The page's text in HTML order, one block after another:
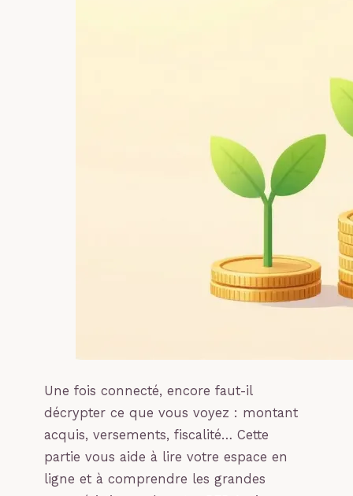
Une fois connecté, encore faut-il
décrypter ce que vous voyez : montant
acquis, versements, fiscalité… Cette
partie vous aide à lire votre espace en
ligne et à comprendre les grandes